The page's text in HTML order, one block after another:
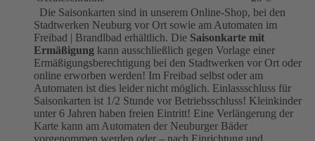
Die Saisonkarten sind in unserem Online-Shop, bei den
Stadtwerken Neuburg vor Ort sowie am Automaten im
Freibad | Brandlbad erhältlich. Die Saisonkarte mit
Ermäßigung kann ausschließlich gegen Vorlage einer
Ermäßigungsberechtigung bei den Stadtwerken vor Ort oder
online erworben werden! Im Freibad selbst oder am
Automaten ist dies leider nicht möglich. Einlassschluss für
Saisonkarten ist 1/2 Stunde vor Betriebsschluss! Kleinkinder
unter 6 Jahren haben freien Eintritt! Eine Verlängerung der
Karte kann am Automaten der Neuburger Bäder
vorgenommen werden oder – nach Einrichtung und